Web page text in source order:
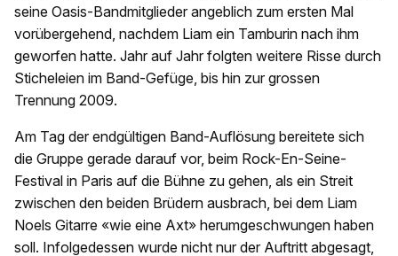
seine Oasis-Bandmitglieder angeblich zum ersten Mal
vorübergehend, nachdem Liam ein Tamburin nach ihm
geworfen hatte. Jahr auf Jahr folgten weitere Risse durch
Sticheleien im Band-Gefüge, bis hin zur grossen
Trennung 2009.
Am Tag der endgültigen Band-Auflösung bereitete sich
die Gruppe gerade darauf vor, beim Rock-En-Seine-
Festival in Paris auf die Bühne zu gehen, als ein Streit
zwischen den beiden Brüdern ausbrach, bei dem Liam
Noels Gitarre «wie eine Axt» herumgeschwungen haben
soll. Infolgedessen wurde nicht nur der Auftritt abgesagt,